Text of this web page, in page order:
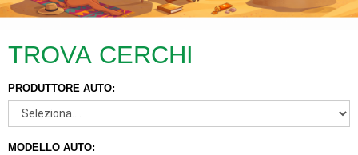
TROVA CERCHI
PRODUTTORE AUTO:
MODELLO AUTO: